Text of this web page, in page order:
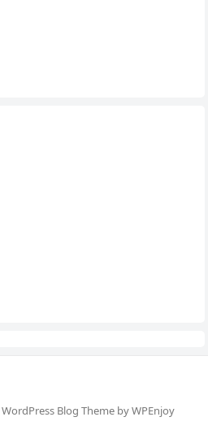
WordPress Blog ThemebyWPEnjoy